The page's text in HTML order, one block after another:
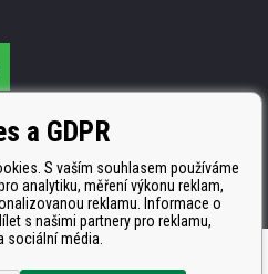
a GDPR
S vaším souhlasem používáme
analytiku, měření výkonu reklam,
reklamu. Informace o
s našimi partnery pro reklamu,
sociální média.